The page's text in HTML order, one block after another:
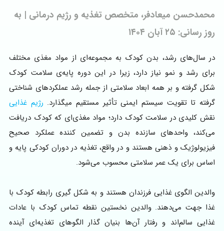
محمدحسن میعادفر، متخصص تغذیه و رژیم درمانی | به
روز رسانی: ۲۵ آبان ۱۴۰۴
در سال‌های رشد، بدن کودک به مجموعه‌ای از مواد مغذی مختلف
برای رشد و نمو نیاز دارد، زیرا در این دوره پایه‌ی سلامت کودک
شکل گرفته و بر همه ابعاد سلامتی از جمله رشد عملکردهای شناختی
گرفته تا تقویت سیستم ایمنی تأثیر مستقیم میگذارد. رژیم غذایی
نقش کلیدی در سلامت کودک دارد؛ مواد مغذی‌ای که کودک دریافت
می‌کند، واحدهای سازنده بدن و تضمین کننده عملکرد صحیح
فیزیولوژیک و ذهنی هستند و در واقع، تغذیه در دوران کودکی پایه و
اساس برای یک عمر سلامتی محسوب می‌شود.
والدین الگوی غذایی فرزندان هستند و به شکل گیری رابطه کودک با
غذا جهت می‌دهند. والدین نخستین نقطه تماس کودک با عادات
غذایی سالم‌اند و رفتار آن‌ها بنیان گذار الگوهای تغذیه‌ای آینده